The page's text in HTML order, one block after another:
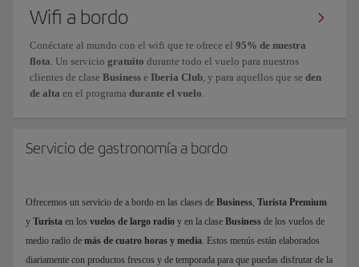
Wifi a bordo
Conéctate al mundo con el wifi que te ofrece el 95% de nuestra
flota. Un servicio gratuito durante todo el vuelo para nuestros
clientes de clase Business e Iberia Club, y para aquellos que se den
de alta en el programa durante el vuelo.
Servicio de gastronomía a bordo
Ofrecemos un servicio de a bordo en las clases de Business, Turista Premium
y Turista en los vuelos de largo radio y en la clase Business de los vuelos de
medio radio de más de cuatro horas y media. Estos menús están elaborados
diariamente con productos frescos y de temporada para que puedas disfrutar de la